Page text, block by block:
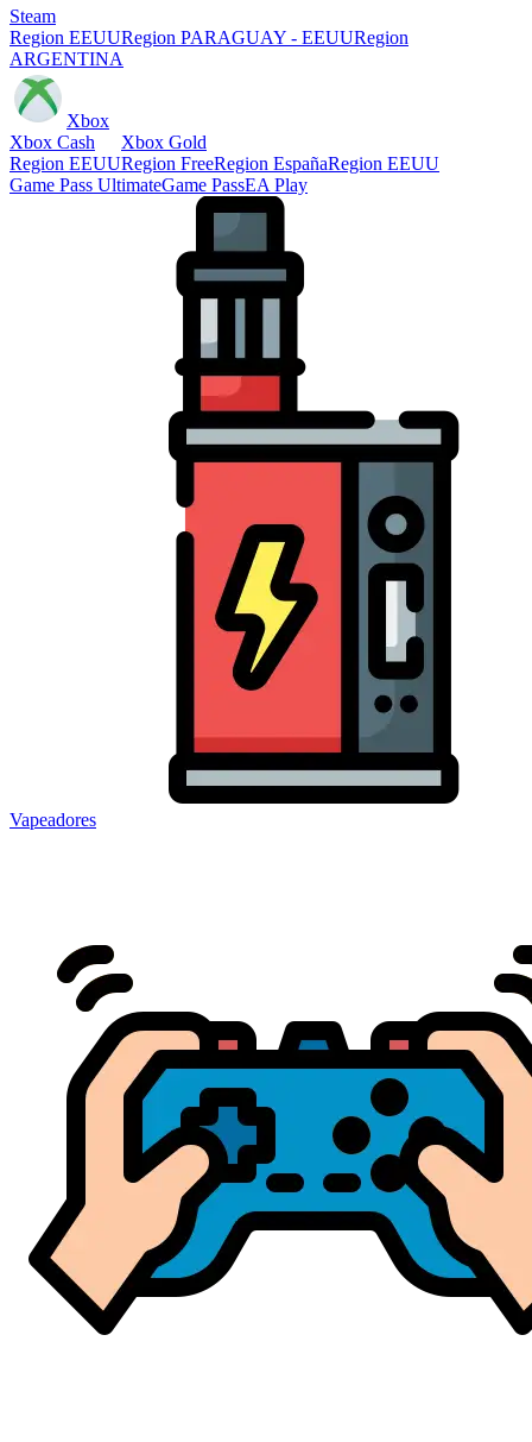
Steam
Region EEUURegion PARAGUAY - EEUURegion
ARGENTINA
Xbox
Xbox Cash
Region EEUU
Xbox Gold
Region FreeRegion EspañaRegion EEUU
Game Pass UltimateGame PassEA Play
Vapeadores